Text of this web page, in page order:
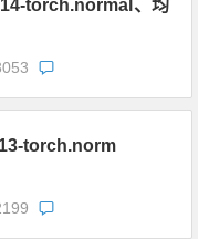
torch.normal、均
torch.norm